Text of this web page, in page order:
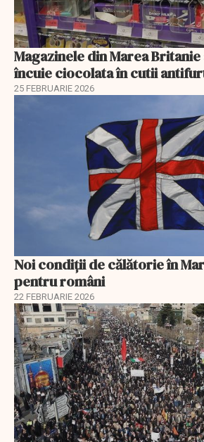
Magazinele din Marea
încuie ciocolata în cutii
25 FEBRUARIE 2026
Noi condiții de călătorie în
pentru români
22 FEBRUARIE 2026